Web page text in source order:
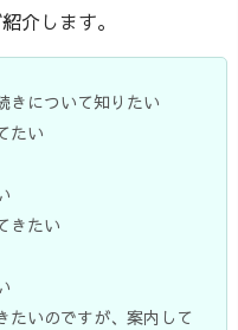
介します。
きについて知りたい
たい
きたい
たいのですが、案内して